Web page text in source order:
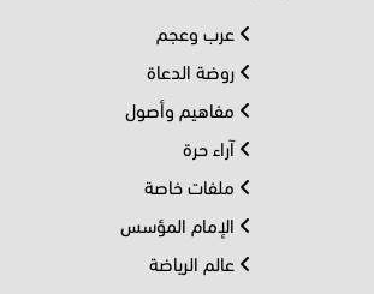
عرب وعجم
روضة الدعاة
مفاهيم وأصول
آراء حرة
ملفات خاصة
الإمام المؤسس
عالم الرياضة